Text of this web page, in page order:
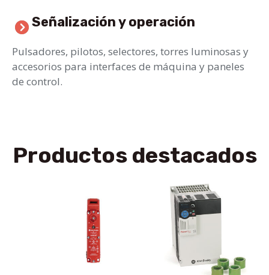
Señalización y operación
Pulsadores, pilotos, selectores, torres luminosas y
accesorios para interfaces de máquina y paneles
de control.
Productos destacados